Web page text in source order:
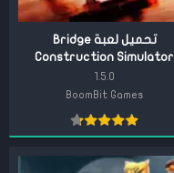
تحميل لعبة Bridge
Construction Simulator
1.5.0
BoomBit Games